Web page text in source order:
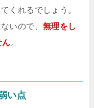
くれるでしょう。
いので、 無理をし
ん。
い点